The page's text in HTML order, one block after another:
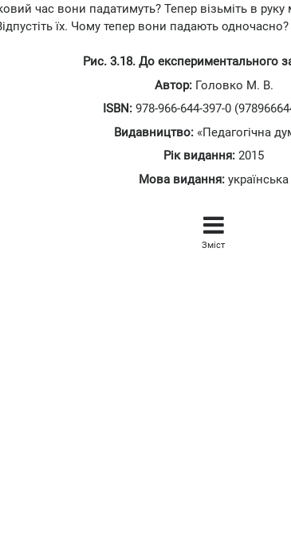
час вони падатимуть? Тепер візьміть в
їх. Чому тепер вони падають одночасно?
Рис. 3.18. До експериментального
Автор:Головко М. В.
ISBN:978-966-644-397-0
Видавництво:«Педагогічна
Рік видання: 2015
Мова видання: українська
Зміст